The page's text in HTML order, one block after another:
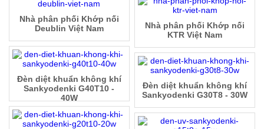
Nhà phân phối Khớp nối
Deublin Việt Nam
Nhà phân phối Khớp nối
KTR Việt Nam
Đèn diệt khuẩn không khí
Sankyodenki G40T10 -
40W
Đèn diệt khuẩn không khí
Sankyodenki G30T8 - 30W